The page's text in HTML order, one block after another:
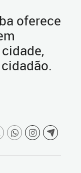
oferece